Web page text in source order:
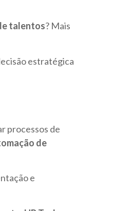
talentos? Mais
estratégica
processos de
de
e